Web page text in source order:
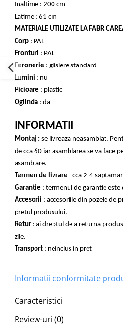
Inaltime : 200 cm
Latime : 61 cm
MATERIALE UTILIZATE LA
Corp : PAL
Fronturi : PAL
Feronerie : glisiere standard
Lumini : nu
Picioare : plastic
Oglinda : da
INFORMATII
Montaj : se livreaza neasamblat.
de cca 60 iar asamblarea se va face
asamblare.
Termen de livrare : cca 2-4
Garantie : termenul de garantie este
Accesorii : accesoriile din pozele de
pretul produsului.
Retur : ai dreptul de a returna
zile.
Transport : neinclus in pret
Informatii conformitate
Caracteristici
Review-uri (0)